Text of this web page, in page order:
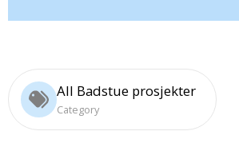
All Badstue prosjekter
Category